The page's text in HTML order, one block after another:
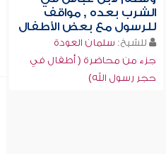
الشرب بعده , مواقف
للرسول مع بعض الأطفال
للشيخ: سلمان العودة
جزء من محاضرة ( أطفال في
حجر رسول الله)